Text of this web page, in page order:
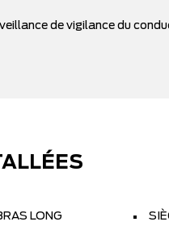
de vigilance du
LONG